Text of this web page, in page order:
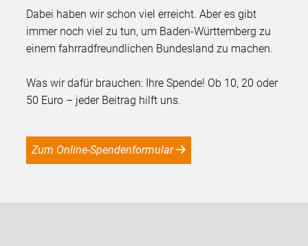
Dabei haben wir schon viel erreicht. Aber es gibt
immer noch viel zu tun, um Baden-Württemberg zu
einem fahrradfreundlichen Bundesland zu machen.
Was wir dafür brauchen: Ihre Spende! Ob 10, 20 oder
50 Euro – jeder Beitrag hilft uns.
Zum Online-Spendenformular